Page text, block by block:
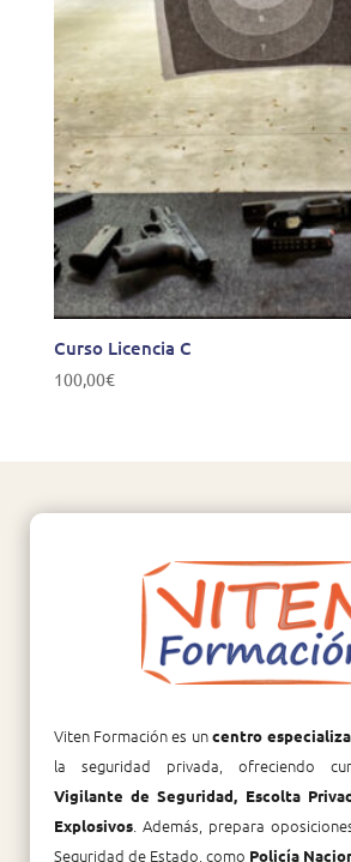
Curso Licencia C
100,00€
Viten Formación es uncentro
la seguridad privada, ofreciendo
Vigilante de Seguridad, Escolta
Explosivos. Además, prepara
Seguridad de Estado, como Policía